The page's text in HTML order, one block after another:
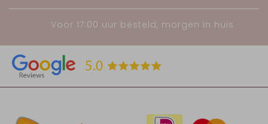
Voor 17:00 uur besteld, morgen in huis